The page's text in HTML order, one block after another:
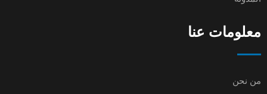
معلومات عنا
من نحن